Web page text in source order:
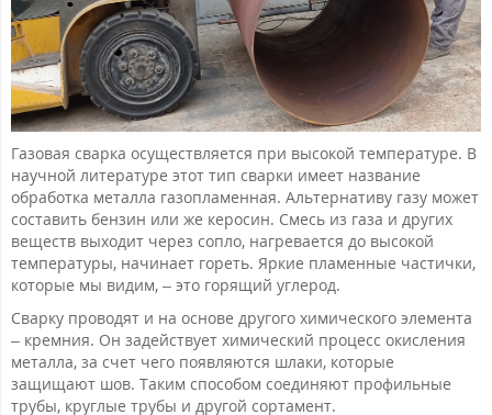
Газовая сварка осуществляется при высокой температуре. В
научной литературе этот тип сварки имеет название
обработка металла газопламенная. Альтернативу газу может
составить бензин или же керосин. Смесь из газа и других
веществ выходит через сопло, нагревается до высокой
температуры, начинает гореть. Яркие пламенные частички,
которые мы видим, – это горящий углерод.
Сварку проводят и на основе другого химического элемента
– кремния. Он задействует химический процесс окисления
металла, за счет чего появляются шлаки, которые
защищают шов. Таким способом соединяют профильные
трубы, круглые трубы и другой сортамент.